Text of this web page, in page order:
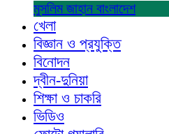
মুসলিম জাহান বাংলাদেশ
খেলা
বিজ্ঞান ও প্রযুক্তি
বিনোদন
দ্বীন-দুনিয়া
শিক্ষা ও চাকরি
ভিডিও